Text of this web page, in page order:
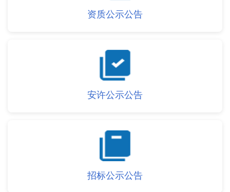
资质公示公告
安许公示公告
招标公示公告